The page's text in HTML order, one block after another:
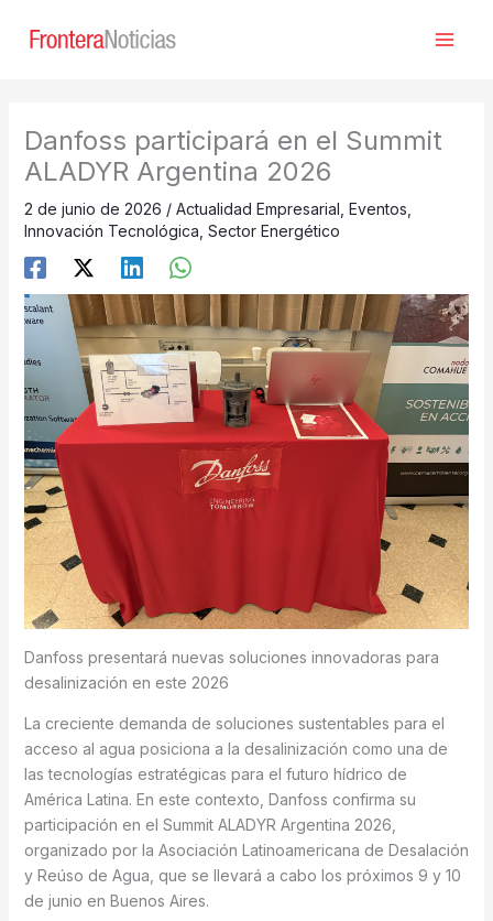
Danfoss participará en el Summit
ALADYR Argentina 2026
2 de junio de 2026 / Actualidad Empresarial Eventos
Innovación Tecnológica Sector Energético
Danfoss presentará nuevas soluciones innovadoras para
desalinización en este 2026
La creciente demanda de soluciones sustentables para el
acceso al agua posiciona a la desalinización como una de
las tecnologías estratégicas para el futuro hídrico de
América Latina. En este contexto, Danfoss confirma su
participación en el Summit ALADYR Argentina 2026,
organizado por la Asociación Latinoamericana de Desalación
y Reúso de Agua, que se llevará a cabo los próximos 9 y 10
de junio en Buenos Aires.